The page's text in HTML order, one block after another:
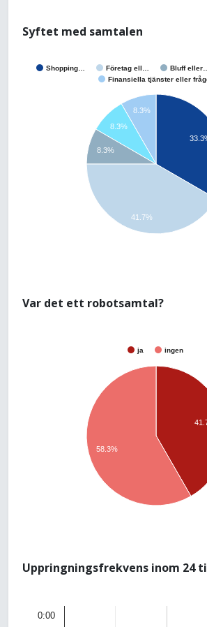
Syftet med samtalen
Shopping… Företag ell… Bluff eller…
Finansiella tjänster eller
8.3%
8.3%
8.3%
41.7%
Var det ett robotsamtal?
ja ingen
58.3%
Uppringningsfrekvens inom 24
0:00